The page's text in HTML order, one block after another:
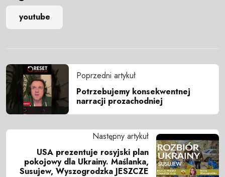
youtube
Poprzedni artykuł
Potrzebujemy konsekwentnej
narracji prozachodniej
Następny artykuł
USA prezentuje rosyjski plan
pokojowy dla Ukrainy. Maślanka,
Susujew, Wyszogrodzka JESZCZE